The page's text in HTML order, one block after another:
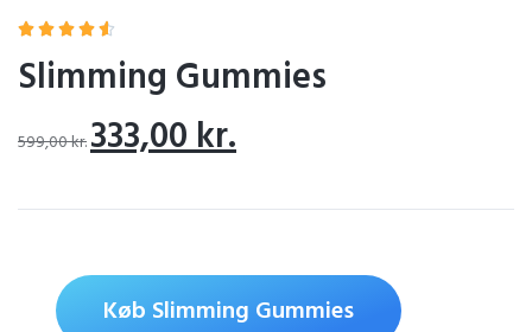
    
Slimming Gummies
599,00kr.333,00kr.
Køb Slimming Gummies